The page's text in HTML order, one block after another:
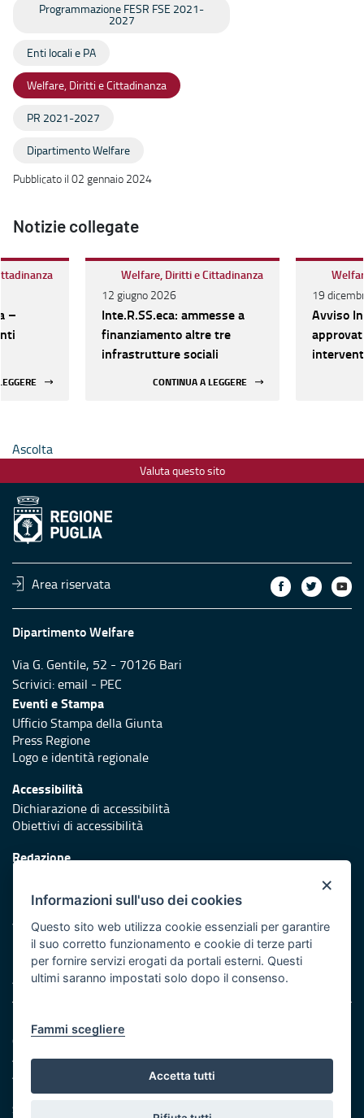
Programmazione FESR FSE 2021-
2027
Enti locali e PA
Welfare, Diritti e Cittadinanza
PR 2021-2027
Dipartimento Welfare
Pubblicato il 02 gennaio 2024
Notizie collegate
–
Welfare, Diritti e Cittadinanza
12 giugno 2026
Inte.R.SS.eca: ammesse a
finanziamento altre tre
infrastrutture sociali
CONTINUA A LEGGERE
19
Avviso
Ascolta
Valuta questo sito
Area riservata
Dipartimento Welfare
Via G. Gentile, 52 - 70126 Bari
Scrivici:email - PEC
Eventi e Stampa
Ufficio Stampa della Giunta
Press Regione
Logo e identità regionale
Accessibilità
Dichiarazione di accessibilità
Obiettivi di accessibilità
Redazione
Protezione civile
Vai al sito di Protezione Civile Puglia
Iniziativa finanziata con risorse del POR Puglia 2014/2020 -
Asse XI
Note legali
Cookie e privacy
Amministrazione trasparente
Atti di notifica
Feed RSS
Servizi intranet
×
Informazioni sull'uso dei cookies
Questo sito web utilizza cookie essenziali per garantire
il suo corretto funzionamento e cookie di terze parti
per fornire servizi erogati da portali esterni. Questi
ultimi saranno impostati solo dopo il consenso.
Fammi scegliere
Accetta tutti